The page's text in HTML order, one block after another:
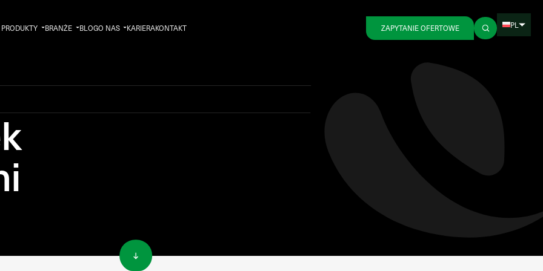
PRODUKTY BRANŻE BLOGO NAS KARIERAKONTAKT ZAPYTANIE OFERTOWE PL